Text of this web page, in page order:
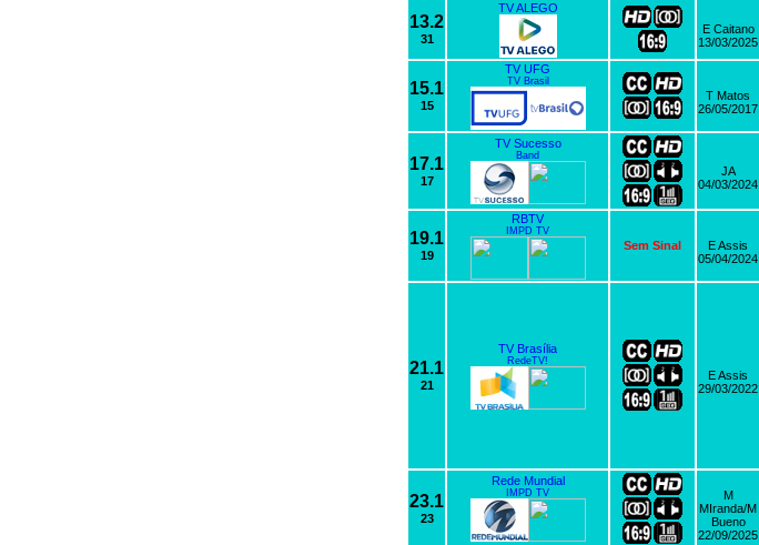
13.2
31
TV ALEGO
E Caitano
13/03/2025
15.1
15
TV UFG
TV Brasil
T Matos
26/05/2017
17.1
17
TV Sucesso
Band
JA
04/03/2024
19.1
19
RBTV
IMPD TV
Sem Sinal
E Assis
05/04/2024
21.1
21
TV Brasília
RedeTV!
E Assis
29/03/2022
23.1
23
Rede Mundial
IMPD TV
M
MIranda/M
Bueno
22/09/2025